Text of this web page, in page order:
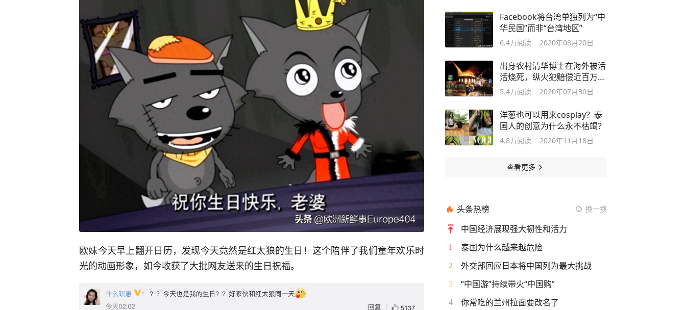
欧妹今天早上翻开日历，发现今天竟然是红太狼的生日！这个陪伴了我们童年欢乐时
光的动画形象，如今收获了大批网友送来的生日祝福。
Facebook将台湾单独列为“中
华民国”而非“台湾地区”
6.4万阅读 2020年08月20日
出身农村清华博士在海外被活
活烧死，纵火犯赔偿近百万，
获刑9年
5.4万阅读 2020年07月30日
洋葱也可以用来cosplay？泰
国人的创意为什么永不枯竭？
4.8万阅读 2020年11月18日
查看更多
头条热榜 换一换
中国经济展现强大韧性和活力
1 泰国为什么越来越危险
2 外交部回应日本将中国列为最大挑战
3 “中国游”持续带火“中国购”
4 你常吃的兰州拉面要改名了